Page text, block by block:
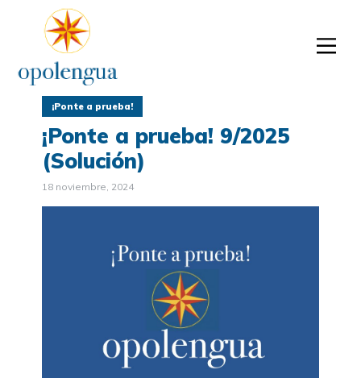
¡Ponte a prueba!
¡Ponte a prueba! 9/2025
(Solución)
18 noviembre, 2024